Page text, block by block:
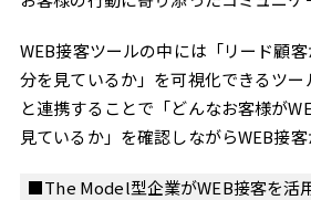
WEB接客ツールの中には「リード顧
分を見ているか」を可視化できるツー
と連携することで「どんなお客様が
見ているか」を確認しながらWEB接客
■The Model型企業がWEB接客を活